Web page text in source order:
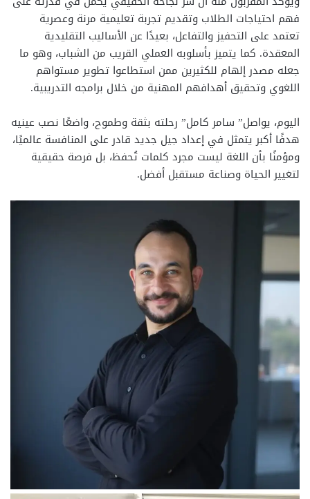
فهم احتياجات الطلاب وتقديم تجربة تعليمية مرنة وعصرية
تعتمد على التحفيز والتفاعل، بعيدًا عن الأساليب التقليدية
المعقدة. كما يتميز بأسلوبه العملي القريب من الشباب، وهو ما
جعله مصدر إلهام للكثيرين ممن استطاعوا تطوير مستواهم
اللغوي وتحقيق أهدافهم المهنية من خلال برامجه التدريبية.
اليوم، يواصل” سامر كامل” رحلته بثقة وطموح، واضعًا نصب عينيه
هدفًا أكبر يتمثل في إعداد جيل جديد قادر على المنافسة عالميًا،
ومؤمنًا بأن اللغة ليست مجرد كلمات تُحفظ، بل فرصة حقيقية
لتغيير الحياة وصناعة مستقبل أفضل.